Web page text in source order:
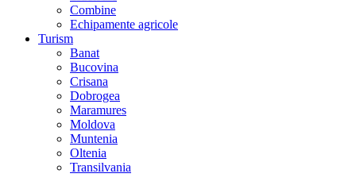
Combine
Echipamente agricole
Turism
Banat
Bucovina
Crisana
Dobrogea
Maramures
Moldova
Muntenia
Oltenia
Transilvania